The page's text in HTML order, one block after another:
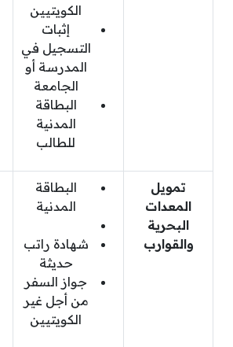
الكويتيين
إثبات
التسجيل في
المدرسة أو
الجامعة
البطاقة
المدنية
للطالب
تمويل
المعدات
البحرية
والقوارب
البطاقة
المدنية
شهادة راتب
حديثة
جواز السفر
من أجل غير
الكويتيين